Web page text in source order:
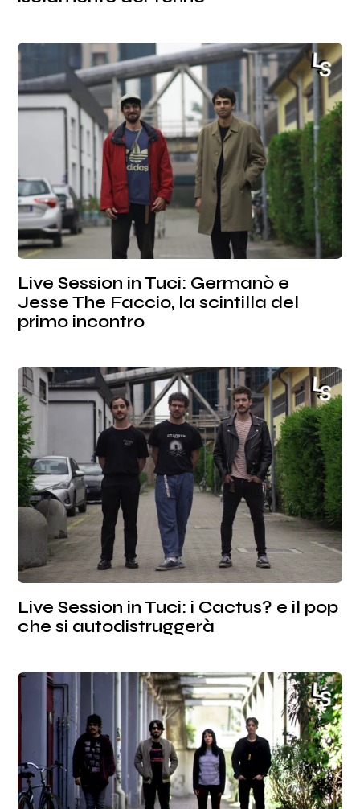
Live Session in Tuci: Germanò e
Jesse The Faccio, la scintilla del
primo incontro
Live Session in Tuci: i Cactus? e il pop
che si autodistruggerà